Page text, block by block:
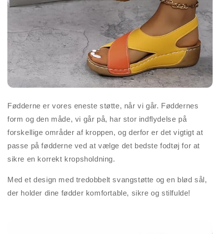
Fødderne er vores eneste støtte, når vi går. Føddernes
form og den måde, vi går på, har stor indflydelse på
forskellige områder af kroppen, og derfor er det vigtigt at
passe på fødderne ved at vælge det bedste fodtøj for at
sikre en korrekt kropsholdning.
Med et design med tredobbelt svangstøtte og en blød sål,
der holder dine fødder komfortable, sikre og stilfulde!